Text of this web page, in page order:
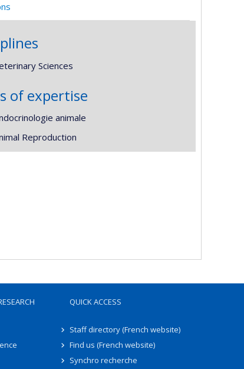
Sciences
of expertise
animale
Reproduction
QUICK ACCESS
Staff directory (French website)
Find us (French website)
Synchro recherche